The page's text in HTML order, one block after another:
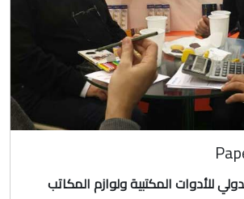
للأدوات المكتبية ولوازم المكاتب